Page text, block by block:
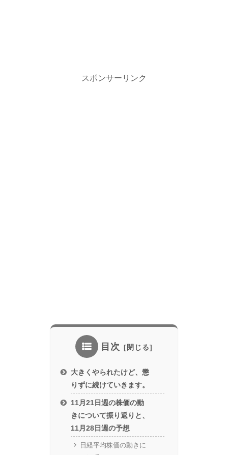
スポンサーリンク
目次
大きくやられたけど、懲
りずに続けていきます。
11月21日週の株価の動
きについて振り返りと、
11月28日週の予想
日経平均株価の動きに